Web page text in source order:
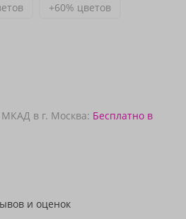
+60% цветов
МКАД в г. Москва: Бесплатно в
и оценок